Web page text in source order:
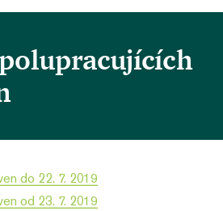
do 22. 7. 2019
od 23. 7. 2019